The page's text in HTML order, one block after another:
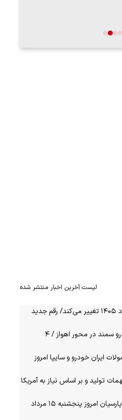
لیست آخرین اخبار منتشر شده
قیمت مرغ از نیمه مرداد ۱۴۰۵ تغییر می‌کند/ رقم جدید
تصادف رخ به رخ ۲ خودرو سمند در محور اهواز / ۴
ایران خودرو و سایپا امروز
تولید و بر اساس نیاز به آمریکا
قیمت جدید انواع سکه پارسیان امروز پنجشنبه ۱۵ مرداد